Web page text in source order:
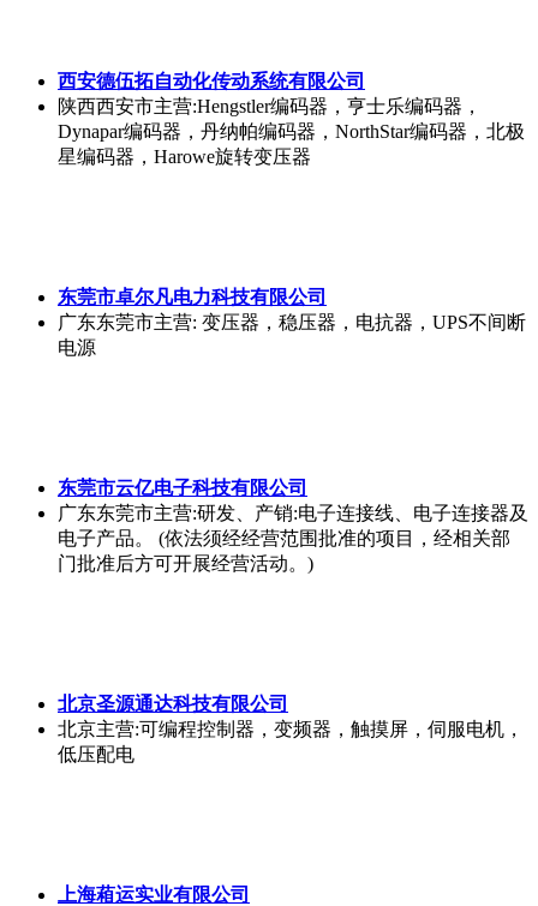
西安德伍拓自动化传动系统有限公司
陕西西安市主营:Hengstler编码器，亨士乐编码器，
Dynapar编码器，丹纳帕编码器，NorthStar编码器，北极
星编码器，Harowe旋转变压器
东莞市卓尔凡电力科技有限公司
广东东莞市主营: 变压器，稳压器，电抗器，UPS不间断
电源
东莞市云亿电子科技有限公司
广东东莞市主营:研发、产销:电子连接线、电子连接器及
电子产品。 (依法须经经营范围批准的项目，经相关部
门批准后方可开展经营活动。)
北京圣源通达科技有限公司
北京主营:可编程控制器，变频器，触摸屏，伺服电机，
低压配电
上海葙运实业有限公司